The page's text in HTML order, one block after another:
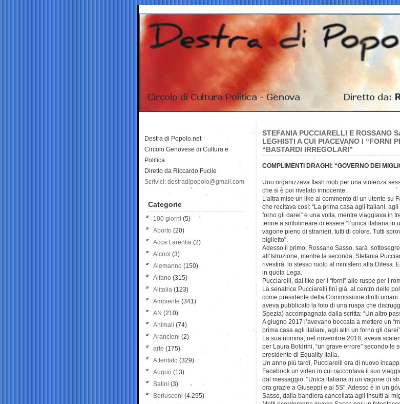
STEFANIA PUCCIARELLI E ROSSANO
LEGHISTI A CUI PIACEVANO I “FORNI
“BASTARDI IRREGOLARI”
COMPLIMENTI DRAGHI: “GOVERNO DEI
Uno organizzava flash mob per una violenza
che si è poi rivelato innocente.
L’altra mise un like al commento di un utente su
che recitava così: “La prima casa agli italiani, agli
forno gli darei” e una volta, mentre viaggiava in
tenne a sottolineare di essere “l’unica italiana in
vagone pieno di stranieri, tutti di colore. Tutti
biglietto”.
Adesso il primo, Rossano Sasso, sarà
all’Istruzione, mentre la seconda, Stefania
rivestirà lo stesso ruolo al ministero alla Difesa.
in quota Lega.
Pucciarelli, dai like per i “forni” alle ruspe per i
La senatrice Pucciarelli finì già al centro delle
come presidente della Commissione diritti
aveva pubblicato la foto di una ruspa che
Spezia) accompagnata dalla scritta: “Un altro
A giugno 2017 l’avevano beccata a mettere un
prima casa agli italiani, agli altri un forno gli
La sua nomina, nel novembre 2018, aveva
per Laura Boldrini, “un grave errore” secondo le
presidente di Equality Italia.
Un anno più tardi, Pucciarelli era di nuovo
Facebook un video in cui raccontava il suo
dal messaggio: “Unica italiana in un vagone di
ora grazie a Giuseppi e ai 5S”. Adesso è in un
Sasso, dalla bandiera cancellata agli insulti al
Destra di Popolo.net
Circolo Genovese di Cultura e
Politica
Diretto da Riccardo Fucile
Scrivici: destradipopolo@gmail.com
Categorie
100 giorni (5)
Aborto (20)
Acca Larentia (2)
Alcool (3)
Alemanno (150)
Alfano (315)
Alitalia (123)
Ambiente (341)
AN (210)
Animali (74)
Arancioni (2)
arte (175)
Attentato (329)
Auguri (13)
Batini (3)
Berlusconi (4.295)